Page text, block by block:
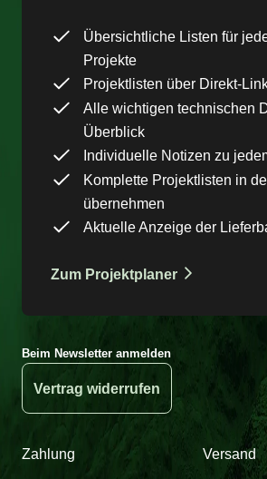
Übersichtliche Listen für
Projekte
Projektlisten über Direkt-
Alle wichtigen technischen
Überblick
Individuelle Notizen zu
Komplette Projektlisten in
übernehmen
Aktuelle Anzeige der
Zum Projektplaner
Beim Newsletter anmelden
Vertrag widerrufen
Zahlung Versand